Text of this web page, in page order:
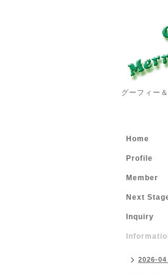
グーフィー
Home
Profile
Member
Next
Inquiry
2026-04